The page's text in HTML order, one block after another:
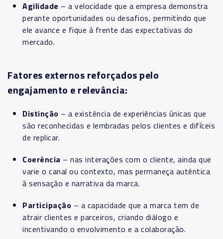
Agilidade – a velocidade que a empresa demonstra
perante oportunidades ou desafios, permitindo que
ele avance e fique à frente das expectativas do
mercado.
Fatores externos reforçados pelo
engajamento e relevância:
Distinção – a existência de experiências únicas que
são reconhecidas e lembradas pelos clientes e difíceis
de replicar.
Coerência – nas interações com o cliente, ainda que
varie o canal ou contexto, mas permaneça autêntica
à sensação e narrativa da marca.
Participação – a capacidade que a marca tem de
atrair clientes e parceiros, criando diálogo e
incentivando o envolvimento e a colaboração.